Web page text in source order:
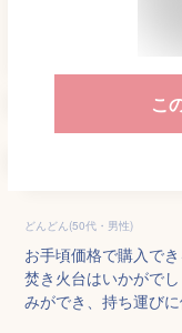
こ
どんどん(50代・男性)
お手頃価格で購入で
焚き火台はいかがで
みができ、持ち運び